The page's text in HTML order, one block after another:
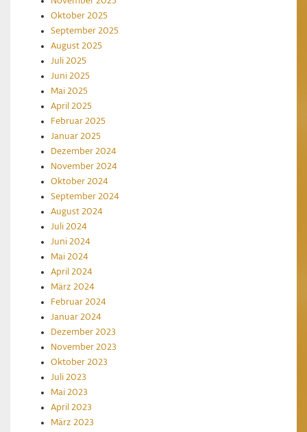
Oktober 2025
September 2025
August 2025
Juli 2025
Juni 2025
Mai 2025
April 2025
Februar 2025
Januar 2025
Dezember 2024
November 2024
Oktober 2024
September 2024
August 2024
Juli 2024
Juni 2024
Mai 2024
April 2024
März 2024
Februar 2024
Januar 2024
Dezember 2023
November 2023
Oktober 2023
Juli 2023
Mai 2023
April 2023
März 2023